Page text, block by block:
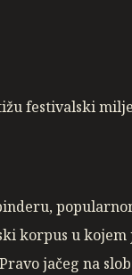
festivalski
korpus u
jačeg na